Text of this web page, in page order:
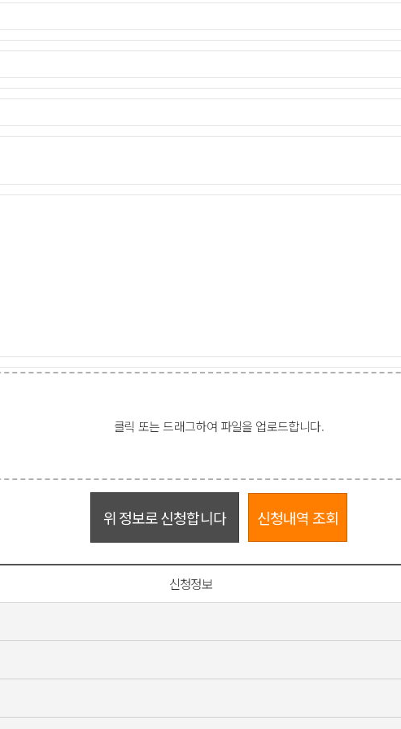
사, 이벤트 등이 종료한 때
의하여 보존할 필요성이 있는 경우에는 다음과 같이 일정기간 귀하의 개인정보
클릭 또는 드래그하여 파일을 업로드합니다.
위 정보로 신청합니다 신청내역 조회
신청정보